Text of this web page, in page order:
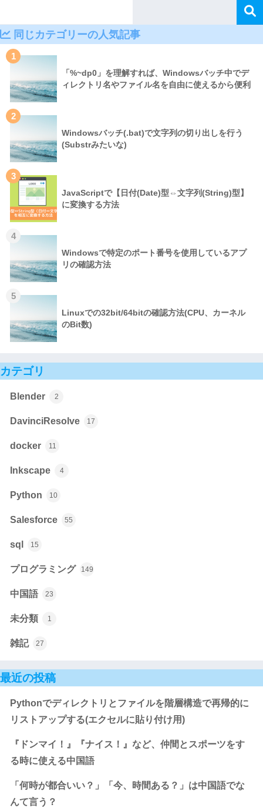
同じカテゴリーの人気記事
1
「%~dp0」を理解すれば、Windowsバッチ中でデ
ィレクトリ名やファイル名を自由に使えるから便利
2
Windowsバッチ(.bat)で文字列の切り出しを行う
(Substrみたいな)
3
JavaScriptで【日付(Date)型⇔文字列(String)型】
に変換する方法
4
Windowsで特定のポート番号を使用しているアプ
リの確認方法
5
Linuxでの32bit/64bitの確認方法(CPU、カーネル
のBit数)
カテゴリ
Blender 2
DavinciResolve 17
docker 11
Inkscape 4
Python 10
Salesforce 55
sql 15
プログラミング 149
中国語 23
未分類 1
雑記 27
最近の投稿
Pythonでディレクトリとファイルを階層構造で再帰的に
リストアップする(エクセルに貼り付け用)
『ドンマイ！』『ナイス！』など、仲間とスポーツをす
る時に使える中国語
「何時が都合いい？」「今、時間ある？」は中国語でな
んて言う？